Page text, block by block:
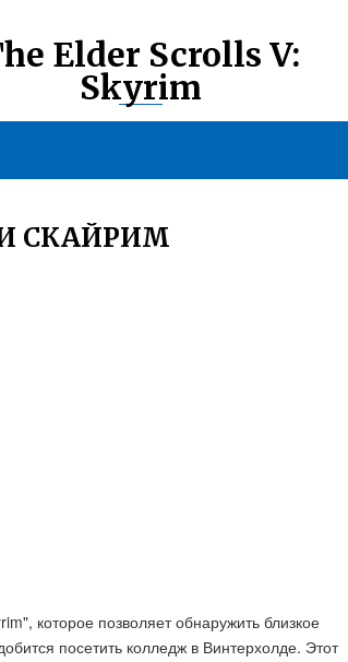
Elder Scrolls V:
Skyrim
СКАЙРИМ
которое позволяет обнаружить близкое
посетить колледж в Винтерхолде. Этот